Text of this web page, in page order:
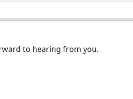
to hearing from you.